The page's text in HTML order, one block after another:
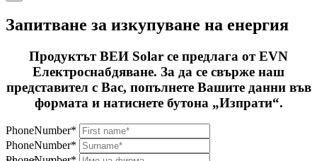
Запитване за изкупуване на енергия
Продуктът ВЕИ Solar се предлага от EVN
Електроснабдяване. За да се свърже наш
представител с Вас, попълнете Вашите данни във
формата и натиснете бутона „Изпрати“.
PhoneNumber*
PhoneNumber*